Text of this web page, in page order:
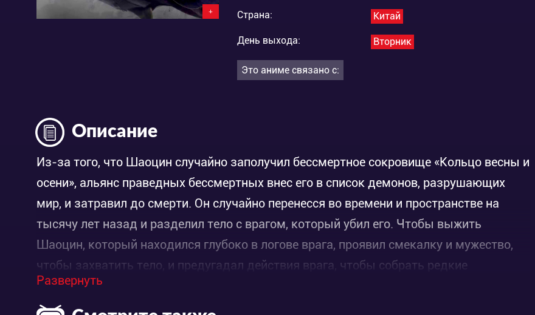
+
Страна:
Китай
День выхода: Вторник
Это аниме связано с:
Описание
Из-за того, что Шаоцин случайно заполучил бессмертное сокровище «Кольцо весны и
осени», альянс праведных бессмертных внес его в список демонов, разрушающих
мир, и затравил до смерти. Он случайно перенесся во времени и пространстве на
тысячу лет назад и разделил тело с врагом, который убил его. Чтобы выжить
Шаоцин, который находился глубоко в логове врага, проявил смекалку и мужество,
чтобы захватить тело, и предугадал действия врага, чтобы собрать редкие
сокровища.
Развернуть